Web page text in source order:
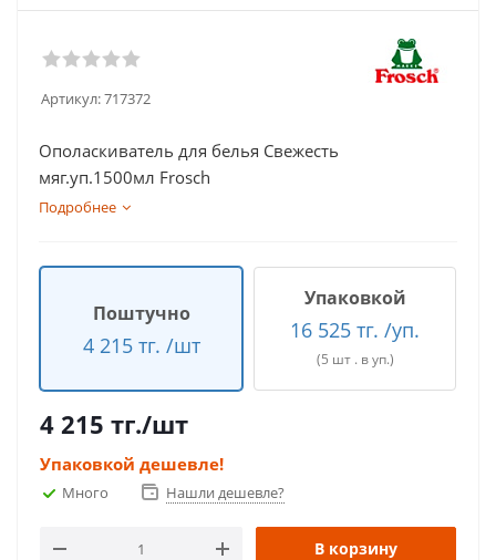
Артикул:717372
Ополаскиватель для белья Свежесть
мяг.уп.1500мл Frosch
Подробнее
Поштучно
4 215 тг. /шт
Упаковкой
16 525 тг. /уп.
(5 шт . в уп.)
4 215 тг./шт
Упаковкой дешевле!
Много Нашли дешевле?
В корзину